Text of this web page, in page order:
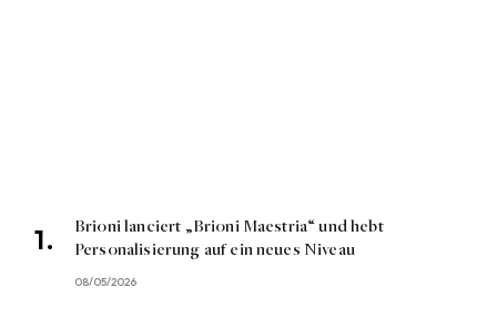
Brioni lanciert „Brioni Maestria“ und hebt
Personalisierung auf ein neues Niveau
08/05/2026